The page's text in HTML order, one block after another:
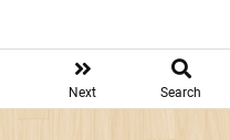
Next Search